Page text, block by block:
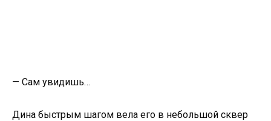
— Сам увидишь…
Дина быстрым шагом вела его в небольшой сквер